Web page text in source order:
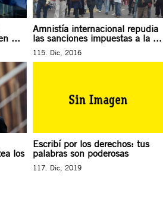
...
Amnistía internacional repudia
las sanciones impuestas a la ...
115. Dic, 2016
los
Escribí por los derechos: tus
palabras son poderosas
117. Dic, 2019